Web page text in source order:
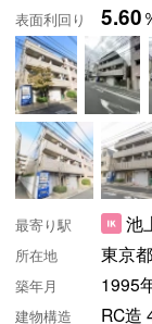
表面利回り 5.60
最寄り駅 池
所在地 東京
築年月 1995
建物構造 RC造